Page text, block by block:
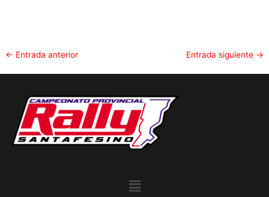
← Entrada anterior Entrada siguiente →
Menu